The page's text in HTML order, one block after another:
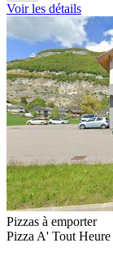
Voir les détails
Pizzas à emporter
Pizza A' Tout Heure